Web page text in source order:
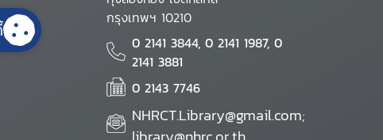
กรุงเทพฯ 10210
0 2141 3844, 0 2141 1987, 0
2141 3881
0 2143 7746
NHRCT.Library@gmail.com;